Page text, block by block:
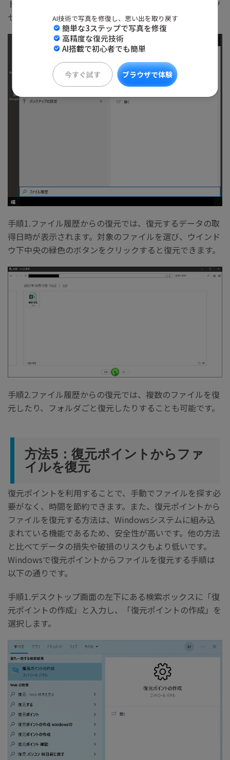
AI技術で写真を修復し、思い出を取り戻す
簡単な3ステップで写真を修復
高精度な復元技術
AI搭載で初心者でも簡単
今すぐ試す ブラウザで体験
トメニューから「ファイル履歴」で検索すると簡単にアク
セスできます。
手順1.ファイル履歴からの復元では、復元するデータの取
得日時が表示されます。対象のファイルを選び、ウインド
ウ下中央の緑色のボタンをクリックすると復元できます。
手順2.ファイル履歴からの復元では、複数のファイルを復
元したり、フォルダごと復元したりすることも可能です。
方法5：復元ポイントからファ
イルを復元
復元ポイントを利用することで、手動でファイルを探す必
要がなく、時間を節約できます。また、復元ポイントから
ファイルを復元する方法は、Windowsシステムに組み込
まれている機能であるため、安全性が高いです。他の方法
と比べてデータの損失や破損のリスクもより低いです。
Windowsで復元ポイントからファイルを復元する手順は
以下の通りです。
手順1.デスクトップ画面の左下にある検索ボックスに「復
元ポイントの作成」と入力し、「復元ポイントの作成」を
選択します。